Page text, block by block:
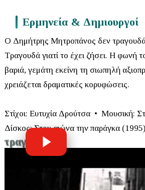
Ερμηνεία & Δημιουργοί
Ο Δημήτρης Μητροπάνος δεν
Τραγουδά γιατί το έχει ζήσει. Η φωνή
βαριά, γεμάτη εκείνη τη σιωπηλή
χρειάζεται δραματικές κορυφώσεις.
Στίχοι: Ευτυχία Δρούτσα •Μουσική:
Δίσκος: Στου αιώνα την παράγκα (1995)
τραγούδι